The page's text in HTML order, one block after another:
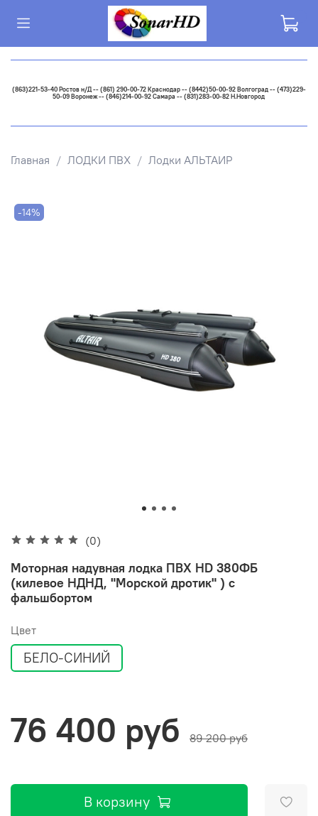
(863)221-53-40 Ростов н/Д -- (861) 290-00-72 Краснодар -- (8442)50-00-92 Волгоград -- (473)229-
50-09 Воронеж -- (846)214-00-92 Самара -- (831)283-00-82 Н.Новгород
Главная ЛОДКИ ПВХ Лодки АЛЬТАИР
-14%
(0)
Моторная надувная лодка ПВХ HD 380ФБ
(килевое НДНД, "Морской дротик" ) с
фальшбортом
Цвет
БЕЛО-СИНИЙ
76 400 руб 89 200 руб
В корзину